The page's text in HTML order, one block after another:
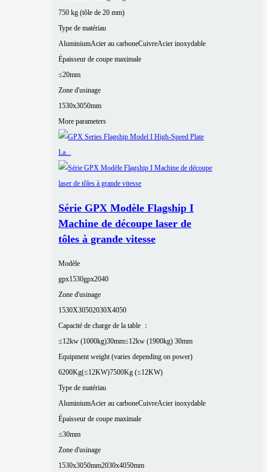
750 kg (tôle de 20 mm)
Type de matériau
AluminiumAcier au carboneCuivreAcier inoxydable
Épaisseur de coupe maximale
≤20mm
Zone d'usinage
1530x3050mm
More parameters
Série GPX Modèle Flagship I
Machine de découpe laser de
tôles à grande vitesse
Modèle
gpx1530gpx2040
Zone d'usinage
1530X30502030X4050
Capacité de charge de la table ：
≤12kw (1000kg)30mm≤12kw (1900kg) 30mm
Equipment weight (varies depending on power)
6200Kg(≤12KW)7500Kg (≤12KW)
Type de matériau
AluminiumAcier au carboneCuivreAcier inoxydable
Épaisseur de coupe maximale
≤30mm
Zone d'usinage
1530x3050mm2030x4050mm